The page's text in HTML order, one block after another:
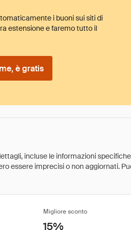
i buoni sui siti di
estensione e faremo tutto il
è gratis
incluse le informazioni
essere imprecisi o non aggiornati.
Migliore sconto
15%